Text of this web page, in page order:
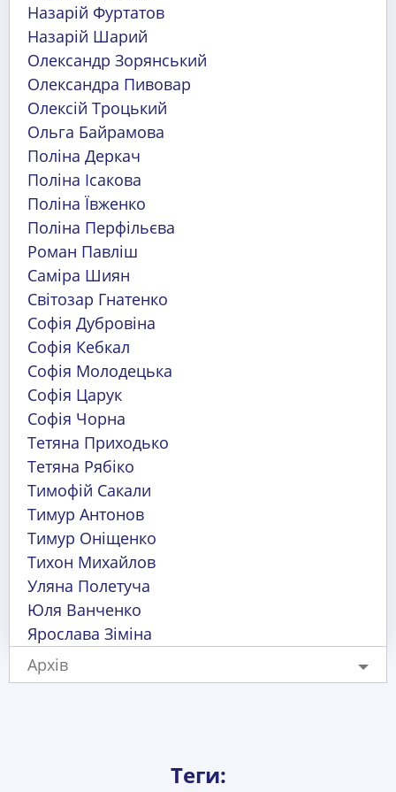
Назарій Фуртатов
Назарій Шарий
Олександр Зорянський
Олександра Пивовар
Олексій Троцький
Ольга Байрамова
Поліна Деркач
Поліна Ісакова
Поліна Ївженко
Поліна Перфільєва
Роман Павліш
Саміра Шиян
Світозар Гнатенко
Софія Дубровіна
Софія Кебкал
Софія Молодецька
Софія Царук
Софія Чорна
Тетяна Приходько
Тетяна Рябіко
Тимофій Сакали
Тимур Антонов
Тимур Оніщенко
Тихон Михайлов
Уляна Полетуча
Юля Ванченко
Ярослава Зіміна
Архів
Теги: